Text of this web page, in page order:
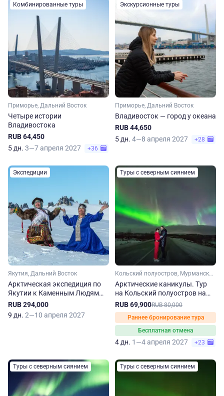
Комбинированные туры
Приморье, Дальний Восток
Четыре истории
Владивостока
RUB 64,450
5 дн. 3—7 апреля 2027 +36
Экскурсионные туры
Приморье, Дальний Восток
Владивосток — город у океана
RUB 44,650
5 дн. 4—8 апреля 2027 +28
Экспедиции
Якутия, Дальний Восток
Арктическая экспедиция по
Якутии к Каменным Людям
Сундуруна
RUB 294,000
9 дн. 2—10 апреля 2027
Туры с северным сиянием
Кольский полуостров, Мурманская область, Арктика
Арктические каникулы. Тур
на Кольский полуостров на
зиму-весну
RUB 69,900RUB 80,000
Раннее бронирование тура
Бесплатная отмена
4 дн. 1—4 апреля 2027 +23
Туры с северным сиянием Туры с северным сиянием